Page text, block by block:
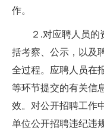
作。
２.对应聘人员
括考察、公示，以及
全过程。应聘人员在
等环节提交的有关信
效。对公开招聘工作
单位公开招聘违纪违